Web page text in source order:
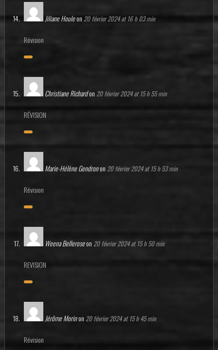
Jiliane Houleon 20 février 2024 at 16 h 03 min
Révision
Christiane Richardon 20 février 2024 at 15 h 55 min
RÉVISION
Marie-Hélène Gendronon 20 février 2024 at 15 h 53 min
Révision
Weena Belleroseon 20 février 2024 at 15 h 50 min
REVISION
Jérôme Morinon 20 février 2024 at 15 h 45 min
Révision